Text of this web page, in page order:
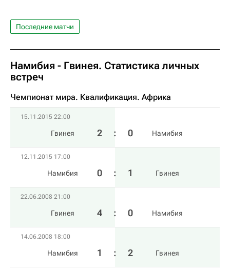
Последние матчи
Намибия - Гвинея. Статистика личных
встреч
Чемпионат мира. Квалификация. Африка
15.11.2015 22:00
Гвинея 2 : 0 Намибия
12.11.2015 17:00
Намибия 0 : 1 Гвинея
22.06.2008 21:00
Гвинея 4 : 0 Намибия
14.06.2008 18:00
Намибия 1 : 2 Гвинея